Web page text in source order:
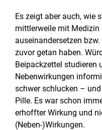
Es zeigt aber auch, wie
mittlerweile mit Medizin
auseinandersetzen
zuvor getan haben.
Beipackzettel studieren
Nebenwirkungen
schwer schlucken –
Pille. Es war schon
erhoffter Wirkung und
(Neben-)Wirkungen.